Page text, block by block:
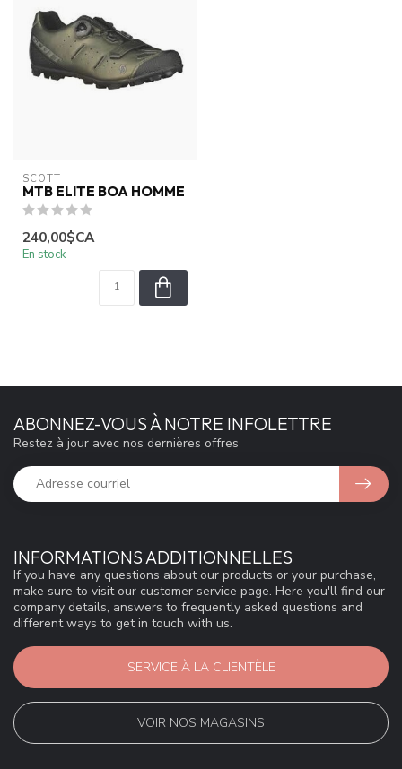
SCOTT
MTB ELITE BOA HOMME
240,00$CA
En stock
INFORMATIONS ADDITIONNELLES
If you have any questions about our products or your purchase,
make sure to visit our customer service page. Here you'll find our
company details, answers to frequently asked questions and
different ways to get in touch with us.
SERVICE À LA CLIENTÈLE
VOIR NOS MAGASINS
ABONNEZ-VOUS À NOTRE INFOLETTRE
Restez à jour avec nos dernières offres